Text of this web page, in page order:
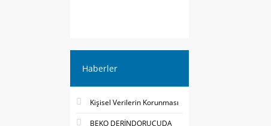
Haberler
Kişisel Verilerin Korunması
BEKO DERİNDORUCUDA